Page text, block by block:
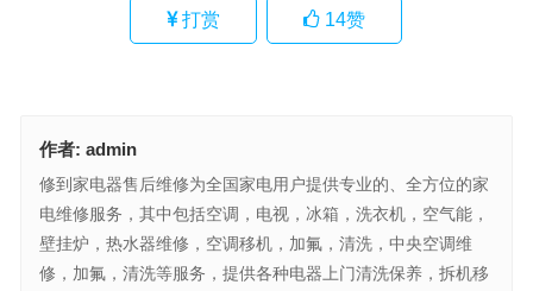
打赏 14赞
作者: admin
修到家电器售后维修为全国家电用户提供专业的、全方位的家
电维修服务，其中包括空调，电视，冰箱，洗衣机，空气能，
壁挂炉，热水器维修，空调移机，加氟，清洗，中央空调维
修，加氟，清洗等服务，提供各种电器上门清洗保养，拆机移